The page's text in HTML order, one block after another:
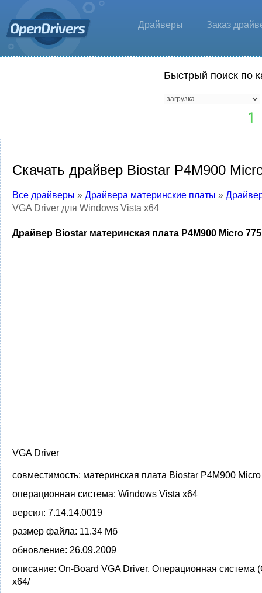
Драйверы Заказ
Быстрый поиск по
Скачать драйвер Biostar P4M900
Все драйверы » Драйвера материнские платы »
VGA Driver для Windows Vista x64
Драйвер Biostar материнская плата P4M900 Micro
VGA Driver
совместимость: материнская плата Biostar P4M900
операционная система: Windows Vista x64
версия: 7.14.14.0019
размер файла: 11.34 Мб
обновление: 26.09.2009
описание: On-Board VGA Driver. Операционная система
x64/